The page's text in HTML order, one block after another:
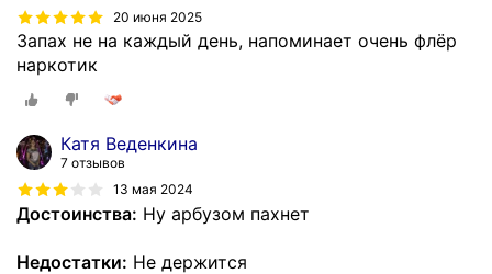
20 июня 2025
Запах не на каждый день, напоминает очень флёр
наркотик
Катя Веденкина
7 отзывов
13 мая 2024
Достоинства: Ну арбузом пахнет
Недостатки: Не держится